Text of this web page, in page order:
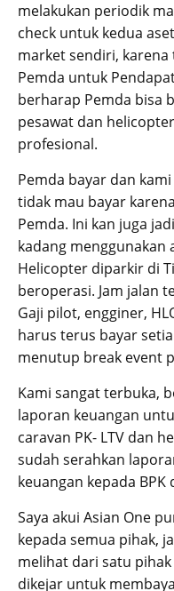
melakukan periodik
check untuk kedua
market sendiri, karena
Pemda untuk
berharap Pemda bisa
pesawat dan
profesional.
Pemda bayar dan
tidak mau bayar
Pemda. Ini kan juga
kadang menggunakan
Helicopter diparkir di
beroperasi. Jam jalan
Gaji pilot, engginer,
harus terus bayar
menutup break event
Kami sangat terbuka,
laporan keuangan
caravan PK- LTV dan
sudah serahkan
keuangan kepada BPK
Saya akui Asian One
kepada semua pihak,
melihat dari satu
dikejar untuk